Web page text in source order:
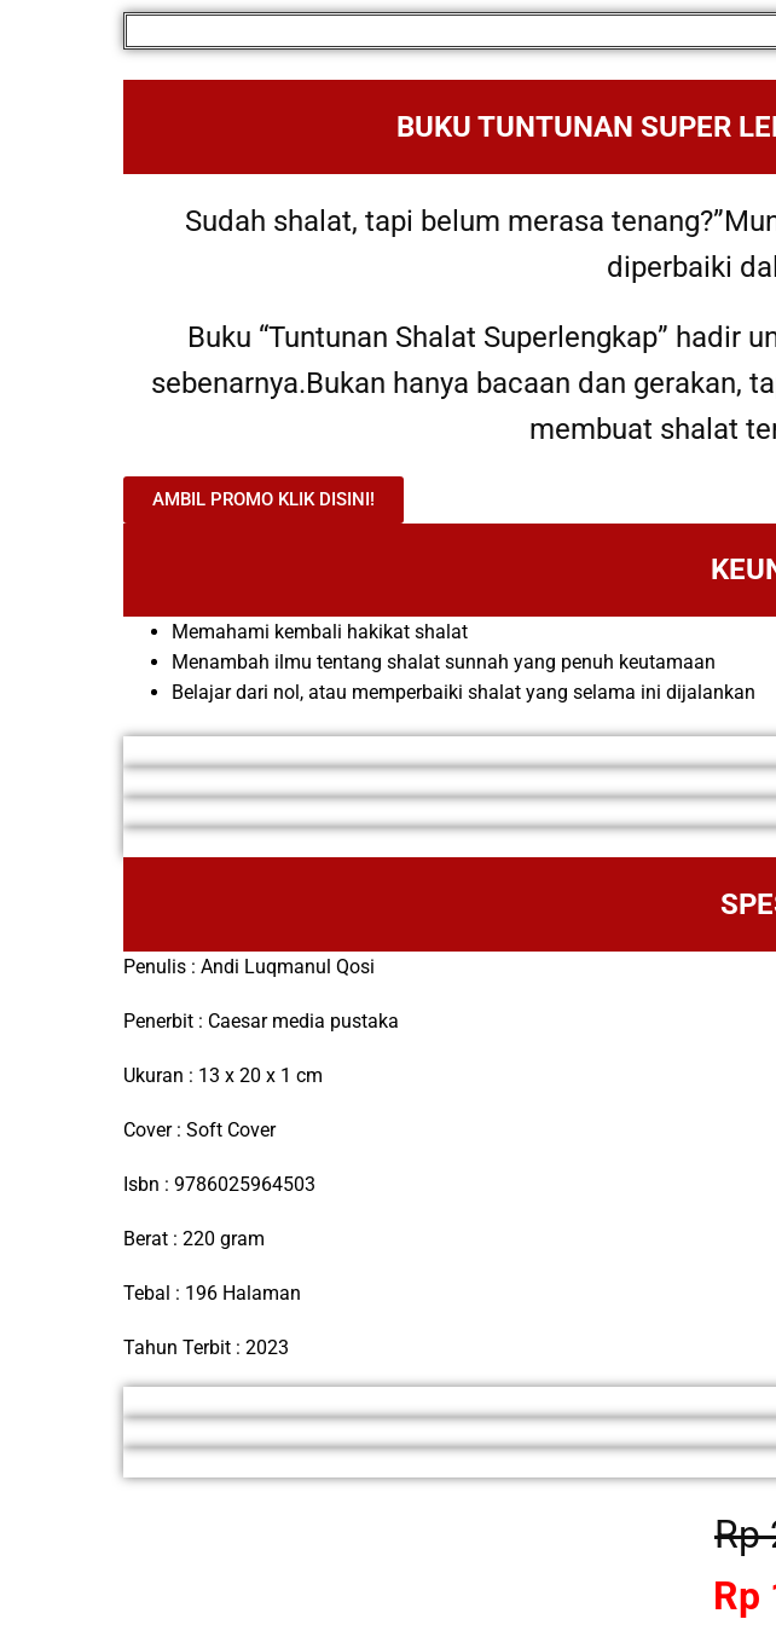
BUKU TUNTUNAN SUPER
Sudah shalat, tapi belum merasa
diperbaiki
Buku “Tuntunan Shalat Superlengkap” hadir
sebenarnya.Bukan hanya bacaan dan gerakan,
membuat shalat
AMBIL PROMO KLIK DISINI!
Memahami kembali hakikat shalat
Menambah ilmu tentang shalat sunnah yang penuh keutamaan
Belajar dari nol, atau memperbaiki shalat yang selama ini dijalankan
Penulis : Andi Luqmanul Qosi
Penerbit : Caesar media pustaka
Ukuran : 13 x 20 x 1 cm
Cover : Soft Cover
Isbn : 9786025964503
Berat : 220 gram
Tebal : 196 Halaman
Tahun Terbit : 2023
Rp
Rp